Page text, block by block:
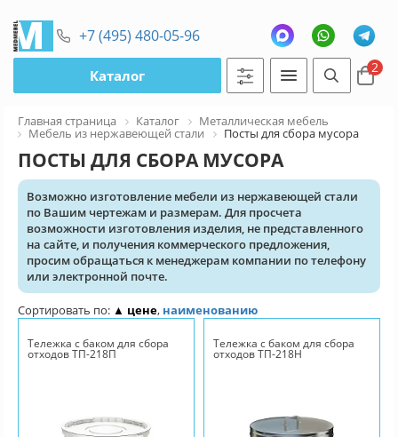
+7 (495) 480-05-96
Каталог 2
Главная страница Каталог Металлическая мебель
Мебель из нержавеющей стали Посты для сбора мусора
ПОСТЫ ДЛЯ СБОРА МУСОРА
Возможно изготовление мебели из нержавеющей стали
по Вашим чертежам и размерам. Для просчета
возможности изготовления изделия, не представленного
на сайте, и получения коммерческого предложения,
просим обращаться к менеджерам компании по телефону
или электронной почте.
Сортировать по: ▲ цене, наименованию
Тележка с баком для сбора
отходов ТП-218П
Тележка с баком для сбора
отходов ТП-218Н